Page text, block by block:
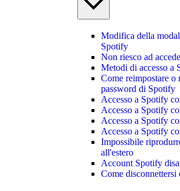
Modifica della
Spotify
Non riesco ad
Metodi di accesso a
Come reimpostare o
password di Spotify
Accesso a Spotify
Accesso a Spotify
Accesso a Spotify
Accesso a Spotify
Impossibile
all'estero
Account Spotify
Come disconnettersi